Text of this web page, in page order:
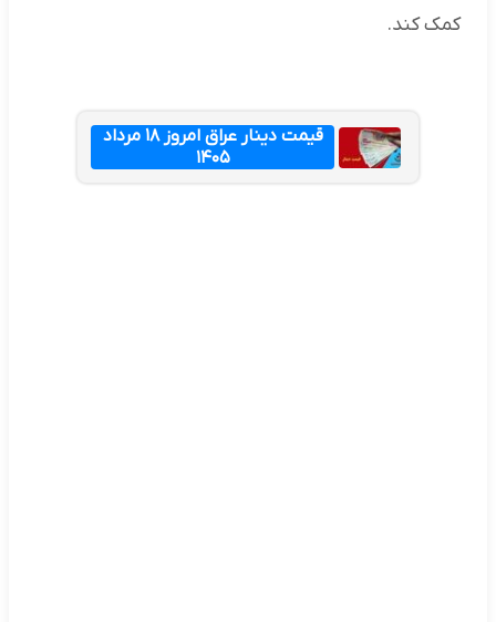
کمک کند.
قیمت دینار عراق امروز ۱۸ مرداد
۱۴۰۵